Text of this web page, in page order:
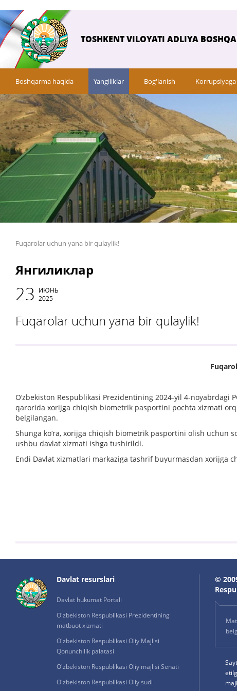
TOSHKENT VILOYATI ADLIYA
Boshqarma haqida Yangiliklar Bog'lanish
Fuqarolar uchun yana bir qulaylik!
Янгиликлар
23 ИЮНЬ
2025
Fuqarolar uchun yana bir qulaylik!
O‘zbekiston Respublikasi Prezidentining 2024-yil 4-noyabrdagi
qarorida xorijga chiqish biometrik pasportini pochta xizmati
belgilangan.
Shunga ko‘ra, xorijga chiqish biometrik pasportini olish uchun
ushbu davlat xizmati ishga tushirildi.
Endi Davlat xizmatlari markaziga tashrif buyurmasdan xorijga
Davlat resurslari
Davlat hukumat Portali
O'zbekiston Respublikasi Prezidentining
matbuot xizmati
O'zbekiston Respublikasi Oliy Majlisi
Qonunchilik palatasi
O'zbekiston Respublikasi Oliy majlisi Senati
O'zbekiston Respublikasi Oliy sudi
©